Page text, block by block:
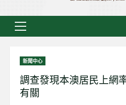
Primary
新聞中心
調查發現本澳居民上網
有關